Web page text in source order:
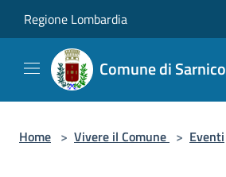
Regione Lombardia
Comune di Sarnico
Home > Vivere il Comune > Eventi